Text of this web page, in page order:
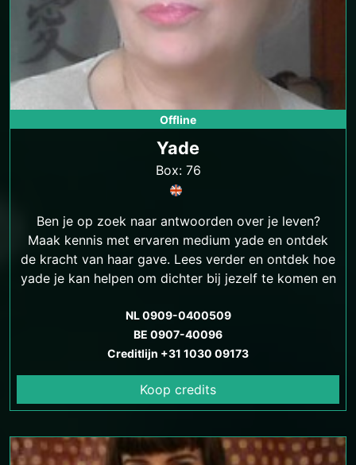
Offline
Yade
Box: 76
Ben je op zoek naar antwoorden over je leven?
Maak kennis met ervaren medium yade en ontdek
de kracht van haar gave. Lees verder en ontdek hoe
yade je kan helpen om dichter bij jezelf te komen en
NL 0909-0400509
BE 0907-40096
Creditlijn +31 1030 09173
Koop credits